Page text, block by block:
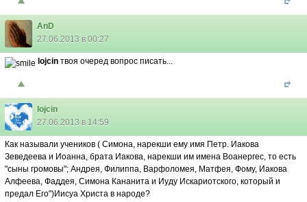
AnD
27.06.2013 в 00:27
lojcin твоя очеред вопрос писать...
lojcin
27.06.2013 в 14:59
Как называли учеников ( Симона, нарекши ему имя Петр. Иакова
Зеведеева и Иоанна, брата Иакова, нарекши им имена Воанергес, то есть
"сыны громовы"; Андрея, Филиппа, Варфоломея, Матфея, Фому, Иакова
Алфеева, Фаддея, Симона Кананита и Иуду Искариотского, который и
предал Его")Иисуа Христа в народе?